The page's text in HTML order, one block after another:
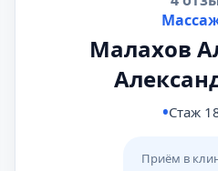
Малахов
Стаж
Приём в